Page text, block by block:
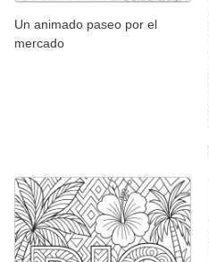
Un animado paseo por el
mercado